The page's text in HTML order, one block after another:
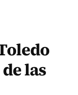
las